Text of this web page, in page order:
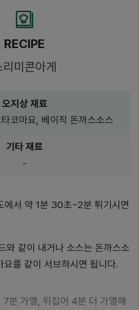
RECIPE
리미콘아게
오지상 재료
코마요, 베이직 돈까스소스
기타 재료
-
서 약 1분 30초~2분 튀기시면
와 같이 내거나 소스는 돈까스소
요를 같이 서브하시면 됩니다.
분 가열, 뒤집어 4분 더 가열해